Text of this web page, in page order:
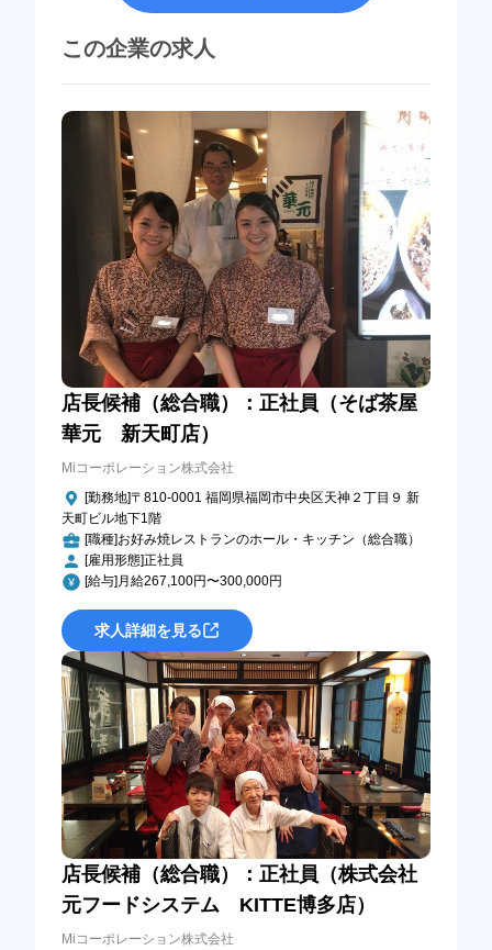
この企業の求人
店長候補（総合職）：正社員（そば茶屋
華元 新天町店）
Miコーポレーション株式会社
[勤務地]〒810-0001 福岡県福岡市中央区天神２丁目９ 新
天町ビル地下1階
[職種]お好み焼レストランのホール・キッチン（総合職）
[雇用形態]正社員
[給与]月給267,100円〜300,000円
求人詳細を見る
店長候補（総合職）：正社員（株式会社
元フードシステム KITTE博多店）
Miコーポレーション株式会社